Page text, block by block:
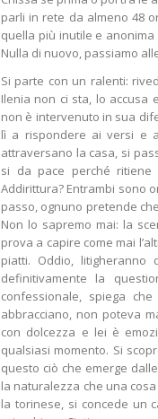
parli in rete da almeno 48
quella più inutile e anonima
Nulla di nuovo, passiamo
Si parte con un ralenti:
Ilenia non ci sta, lo accusa
non è intervenuto in sua
lì a rispondere ai versi e
attraversano la casa, si
si da pace perché
Addirittura? Entrambi sono
passo, ognuno pretende
Non lo sapremo mai: la
prova a capire come mai
piatti. Oddio,
definitivamente la
confessionale, spiega
abbracciano, non poteva
con dolcezza e lei è
qualsiasi momento. Si
questo ciò che emerge
la naturalezza che una
la torinese, si concede un